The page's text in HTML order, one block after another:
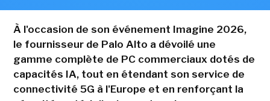
À l'occasion de son événement Imagine 2026,
le fournisseur de Palo Alto a dévoilé une
gamme complète de PC commerciaux dotés de
capacités IA, tout en étendant son service de
connectivité 5G à l'Europe et en renforçant la